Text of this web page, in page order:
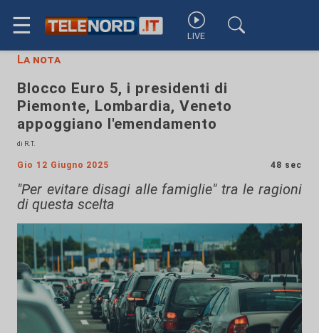
☰ LIVE
La nota
Blocco Euro 5, i presidenti di
Piemonte, Lombardia, Veneto
appoggiano l'emendamento
di R.T.
Gio 12 Giugno 2025 48 sec
"Per evitare disagi alle famiglie" tra le ragioni
di questa scelta